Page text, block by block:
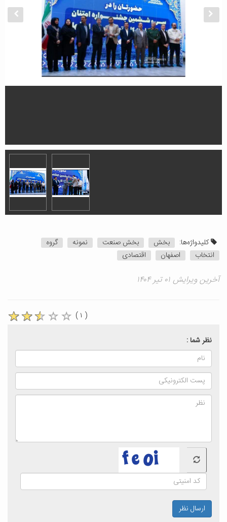
کلیدواژه‌ها: بخش بخش صنعت نمونه
گروه
انتخاب
اصفهان اقتصادی
آخرین ویرایش ۰۱ تیر ۱۴۰۴
( ۱ )
نظر شما :
ارسال نظر